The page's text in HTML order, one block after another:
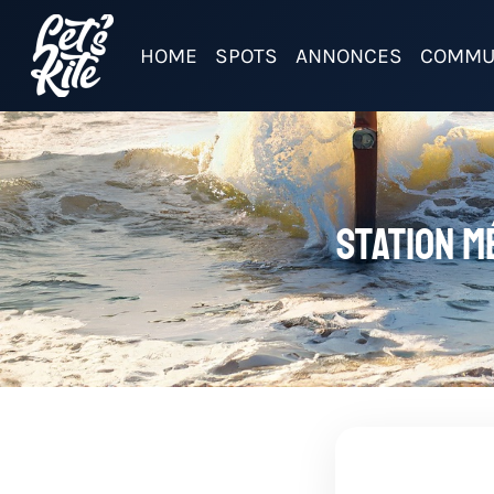
HOME SPOTS ANNONCES
Station